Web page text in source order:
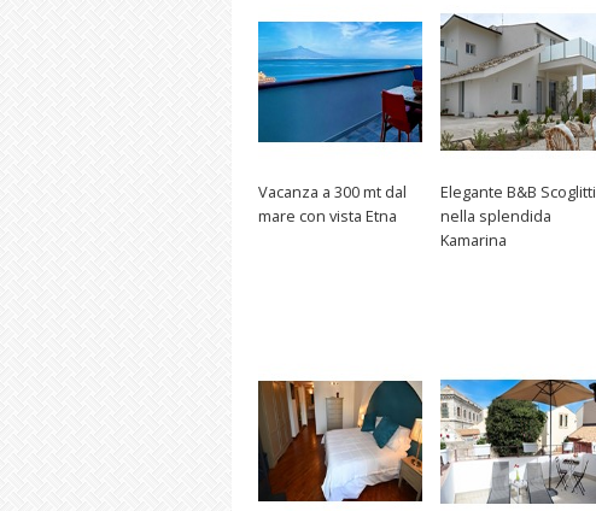
Vacanza a 300 mt dal
mare con vista Etna
Elegante B&B Scoglitti
nella splendida
Kamarina